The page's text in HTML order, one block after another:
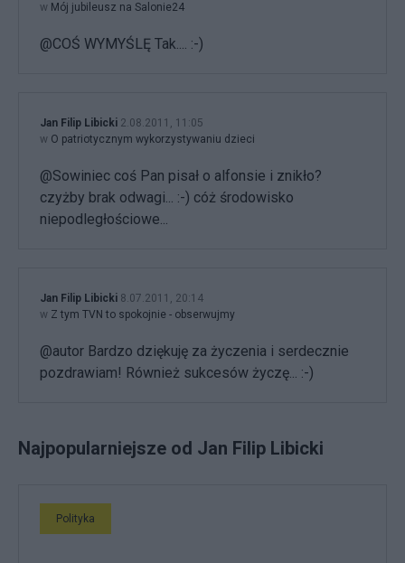
w Mój jubileusz na Salonie24
@COŚ WYMYŚLĘ Tak.... :-)
Jan Filip Libicki 2.08.2011, 11:05
w O patriotycznym wykorzystywaniu dzieci
@Sowiniec coś Pan pisał o alfonsie i znikło?
czyżby brak odwagi... :-) cóż środowisko
niepodległościowe...
Jan Filip Libicki 8.07.2011, 20:14
w Z tym TVN to spokojnie - obserwujmy
@autor Bardzo dziękuję za życzenia i serdecznie
pozdrawiam! Również sukcesów życzę... :-)
Najpopularniejsze od Jan Filip Libicki
Polityka